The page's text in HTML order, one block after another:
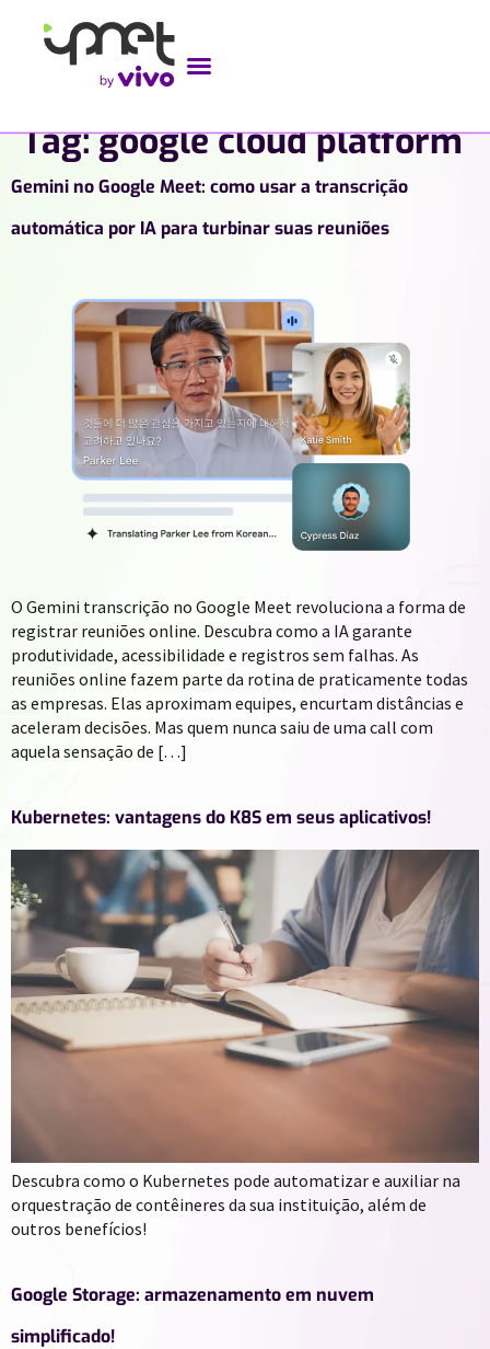
Tag:google cloud platform
Gemini no Google Meet: como usar a transcrição
automática por IA para turbinar suas reuniões
O Gemini transcrição no Google Meet revoluciona a forma de
registrar reuniões online. Descubra como a IA garante
produtividade, acessibilidade e registros sem falhas. As
reuniões online fazem parte da rotina de praticamente todas
as empresas. Elas aproximam equipes, encurtam distâncias e
aceleram decisões. Mas quem nunca saiu de uma call com
aquela sensação de […]
Kubernetes: vantagens do K8S em seus aplicativos!
Descubra como o Kubernetes pode automatizar e auxiliar na
orquestração de contêineres da sua instituição, além de
outros benefícios!
Google Storage: armazenamento em nuvem
simplificado!